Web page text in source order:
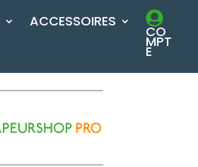
ACCESSOIRES
CO
MPT
E